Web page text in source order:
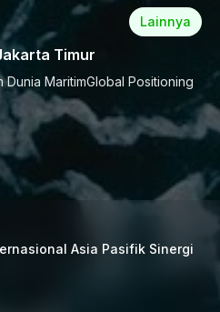
Lainnya
Timur
Dunia MaritimGlobal Positioning
Asia Pasifik Sinergi